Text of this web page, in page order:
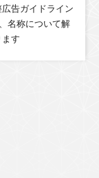
告ガイドライン
名称について解
す